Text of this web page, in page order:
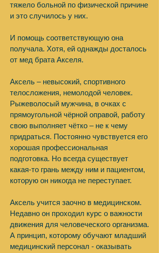
тяжело больной по физической причине
и это случилось у них.
И помощь соответствующую она
получала. Хотя, ей однажды досталось
от мед брата Акселя.
Аксель – невысокий, спортивного
телосложения, немолодой человек.
Рыжеволосый мужчина, в очках с
прямоугольной чёрной оправой, работу
свою выполняет чётко – не к чему
придраться. Постоянно чувствуется его
хорошая профессиональная
подготовка. Но всегда существует
какая-то грань между ним и пациентом,
которую он никогда не переступает.
Аксель учится заочно в медицинском.
Недавно он проходил курс о важности
движения для человеческого организма.
А принцип, которому обучают младший
медицинский персонал - оказывать